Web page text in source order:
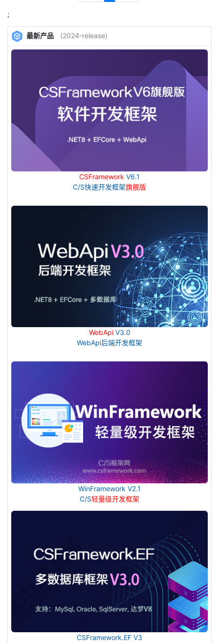
;
最新产品 (2024-release)
CSFramework V6.1
C/S快速开发框架旗舰版
WebApiV3.0
WebApi后端开发框架
WinFramework V2.1
C/S轻量级开发框架
CSFramework.EF V3